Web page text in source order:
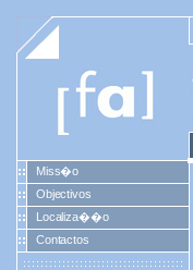
Miss�o
Objectivos
Localiza��o
Contactos